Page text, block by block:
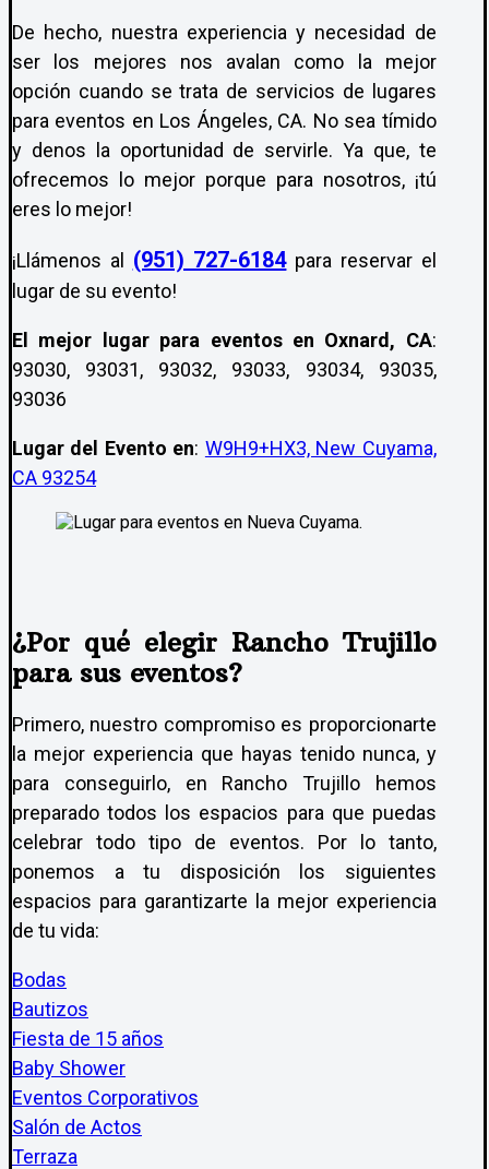
De hecho, nuestra experiencia y necesidad de
ser los mejores nos avalan como la mejor
opción cuando se trata de servicios de lugares
para eventos en Los Ángeles, CA. No sea tímido
y denos la oportunidad de servirle. Ya que, te
ofrecemos lo mejor porque para nosotros, ¡tú
eres lo mejor!
¡Llámenos al (951) 727-6184para reservar el
lugar de su evento!
El mejor lugar para eventos en Oxnard, CA:
93030, 93031, 93032, 93033, 93034, 93035,
93036
Lugar del Evento en: W9H9+HX3, New Cuyama,
CA 93254
¿Por qué elegir Rancho Trujillo
para sus eventos?
Primero, nuestro compromiso es proporcionarte
la mejor experiencia que hayas tenido nunca, y
para conseguirlo, en Rancho Trujillo hemos
preparado todos los espacios para que puedas
celebrar todo tipo de eventos. Por lo tanto,
ponemos a tu disposición los siguientes
espacios para garantizarte la mejor experiencia
de tu vida:
Bodas
Bautizos
Fiesta de 15 años
Baby Shower
Eventos Corporativos
Salón de Actos
Terraza